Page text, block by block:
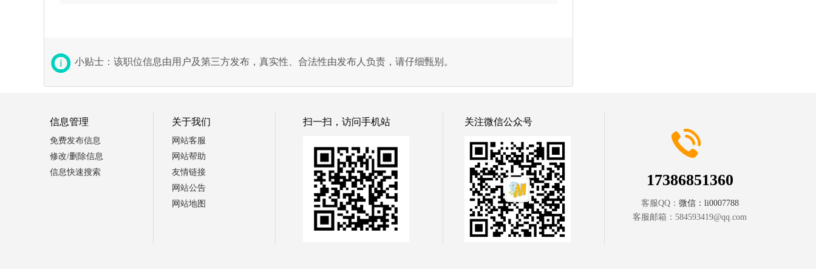
小贴士：该职位信息由用户及第三方发布，真实性、合法性由发布人负责，请仔细甄别。
信息管理
免费发布信息
修改/删除信息
信息快速搜索
关于我们
网站客服
网站帮助
友情链接
网站公告
网站地图
扫一扫，访问手机站 关注微信公众号
17386851360
客服QQ： 微信：li0007788
客服邮箱： 584593419@qq.com